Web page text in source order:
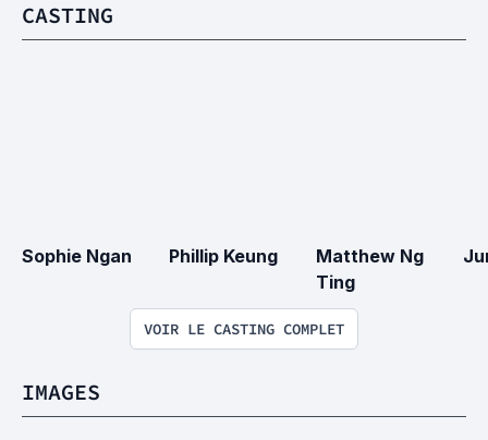
CASTING
Sophie Ngan Phillip Keung
Matthew Ng
Ting
VOIR LE CASTING COMPLET
IMAGES